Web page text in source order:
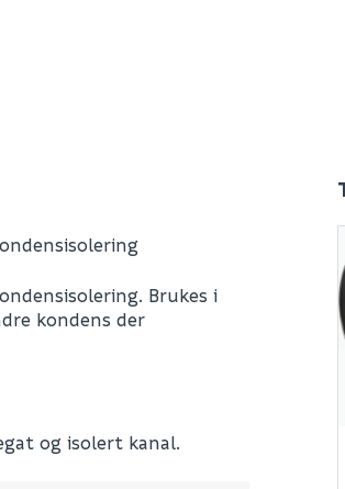
Brukes i
kondens der
og isolert kanal.